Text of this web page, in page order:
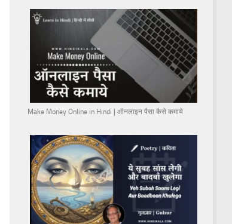
Make Money Online in Hindi | ऑनलाइन पैसा कैसे कमाये